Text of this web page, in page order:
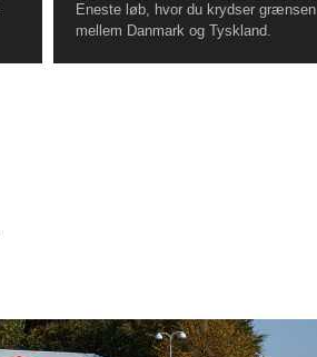
Eneste løb, hvor du krydser grænsen
mellem Danmark og Tyskland.